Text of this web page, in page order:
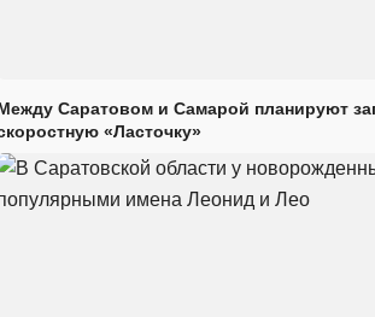
Саратовом и Самарой планируют
«Ласточку»